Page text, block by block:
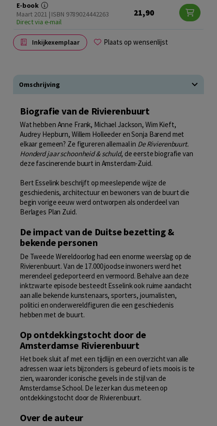
E-book
Maart 2021 | ISBN 9789024442263
Direct via e-mail
21,90
Inkijkexemplaar Plaats op wensenlijst
Omschrijving
Biografie van de Rivierenbuurt
Wat hebben Anne Frank, Michael Jackson, Wim Kieft,
Audrey Hepburn, Willem Holleeder en Sonja Barend met
elkaar gemeen? Ze figureren allemaal in De Rivierenbuurt.
Honderd jaar schoonheid & schuld, de eerste biografie van
deze fascinerende buurt in Amsterdam-Zuid.
Bert Esselink beschrijft op meeslepende wijze de
geschiedenis, architectuur en bewoners van de buurt die
begin vorige eeuw werd ontworpen als onderdeel van
Berlages Plan Zuid.
De impact van de Duitse bezetting &
bekende personen
De Tweede Wereldoorlog had een enorme weerslag op de
Rivierenbuurt. Van de 17.000 joodse inwoners werd het
merendeel gedeporteerd en vermoord. Behalve aan deze
inktzwarte episode besteedt Esselink ook ruime aandacht
aan alle bekende kunstenaars, sporters, journalisten,
politici en onderwereldfiguren die een geschiedenis
hebben met de buurt.
Op ontdekkingstocht door de
Amsterdamse Rivierenbuurt
Het boek sluit af met een tijdlijn en een overzicht van alle
adressen waar iets bijzonders is gebeurd of iets moois is te
zien, waaronder iconische gevels in de stijl van de
Amsterdamse School. De lezer kan dus meteen op
ontdekkingstocht door de Rivierenbuurt.
Over de auteur